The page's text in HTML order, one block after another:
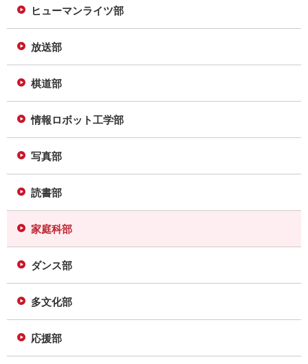
ヒューマンライツ部
放送部
棋道部
情報ロボット工学部
写真部
読書部
家庭科部
ダンス部
多文化部
応援部